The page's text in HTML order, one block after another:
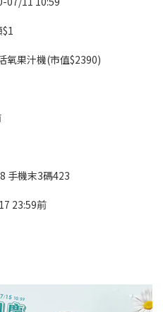
氧果汁機(市值$2390)
手機末3碼423
23:59前